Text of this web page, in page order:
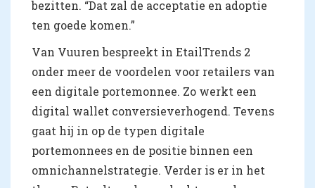
bezitten. “Dat zal de acceptatie en adoptie
ten goede komen.”
Van Vuuren bespreekt in EtailTrends 2
onder meer de voordelen voor retailers van
een digitale portemonnee. Zo werkt een
digital wallet conversieverhogend. Tevens
gaat hij in op de typen digitale
portemonnees en de positie binnen een
omnichannelstrategie. Verder is er in het